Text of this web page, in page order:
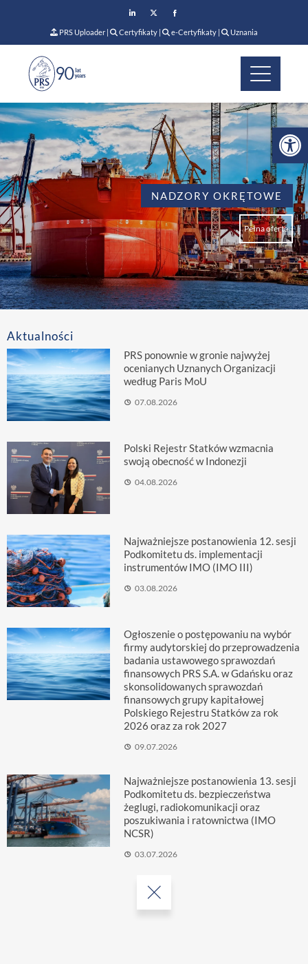
PRS Uploader | Certyfikaty | e-Certyfikaty | Uznania
NADZORY OKRĘTOWE
Pełna oferta
Aktualności
PRS ponownie w gronie najwyżej
ocenianych Uznanych Organizacji
według Paris MoU
07.08.2026
Polski Rejestr Statków wzmacnia
swoją obecność w Indonezji
04.08.2026
Najważniejsze postanowienia 12. sesji
Podkomitetu ds. implementacji
instrumentów IMO (IMO III)
03.08.2026
Ogłoszenie o postępowaniu na wybór
firmy audytorskiej do przeprowadzenia
badania ustawowego sprawozdań
finansowych PRS S.A. w Gdańsku oraz
skonsolidowanych sprawozdań
finansowych grupy kapitałowej
Polskiego Rejestru Statków za rok
2026 oraz za rok 2027
09.07.2026
Najważniejsze postanowienia 13. sesji
Podkomitetu ds. bezpieczeństwa
żeglugi, radiokomunikacji oraz
poszukiwania i ratownictwa (IMO
NCSR)
03.07.2026